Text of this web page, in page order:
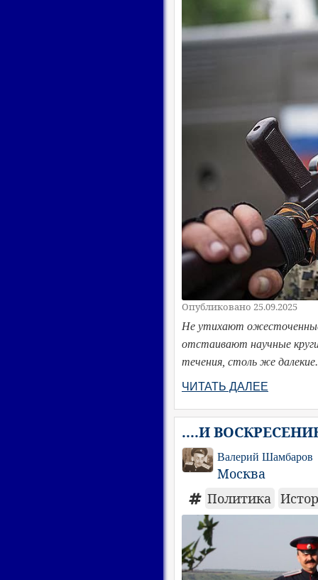
Опубликовано 25.09.2025
Не утихают
отстаивают научные
течения, столь же далекие.
ЧИТАТЬ ДАЛЕЕ
....И
Валерий Шамбаров
Москва
Политика